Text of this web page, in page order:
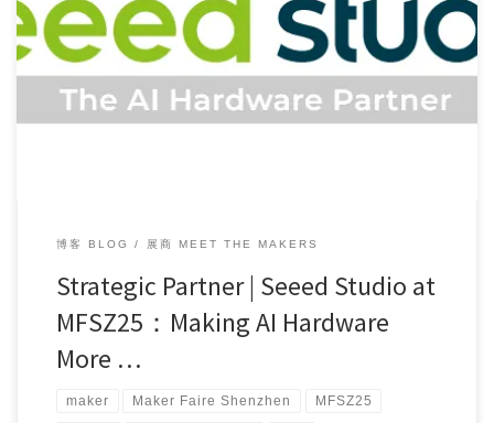
Many have wondered: How many people are behind the […]
博客 BLOG 展商 MEET THE MAKERS
Strategic Partner | Seeed Studio at
MFSZ25：Making AI Hardware
More …
maker Maker Faire Shenzhen MFSZ25